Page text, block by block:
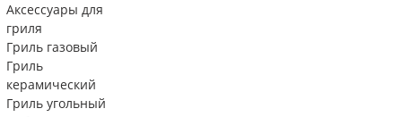
Аксессуары для
гриля
Гриль газовый
Гриль
керамический
Гриль угольный